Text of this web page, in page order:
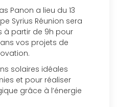
Panon a lieu du 13
Syrius Réunion sera
à partir de 9h pour
vos projets de
solaires idéales
et pour réaliser
grâce à l’énergie